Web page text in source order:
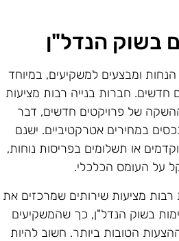
בשוק הנדל"ן
ומבצעים למשקיעים, במיוחד
חברות בנייה רבות מציעות
של פרויקטים חדשים, דבר
במחירים אטרקטיביים. ישנם
או תשלומים בפריסות נוחות,
על העומס הכלכלי.
מציעות שירותים שמרכזים את
בשוק הנדל"ן, כך שהמשקיעים
הטובות ביותר. חשוב להיות